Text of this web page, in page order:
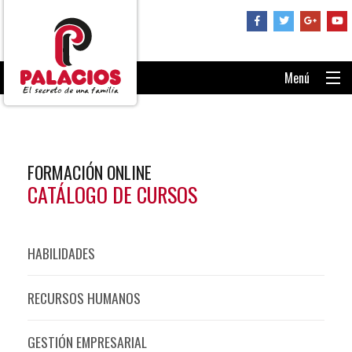
Menú
RECUPERAR CONTRASEÑA
CATÁLOGO DE CURSOS
FORMACIÓN ONLINE
HABILIDADES
RECURSOS HUMANOS
GESTIÓN EMPRESARIAL